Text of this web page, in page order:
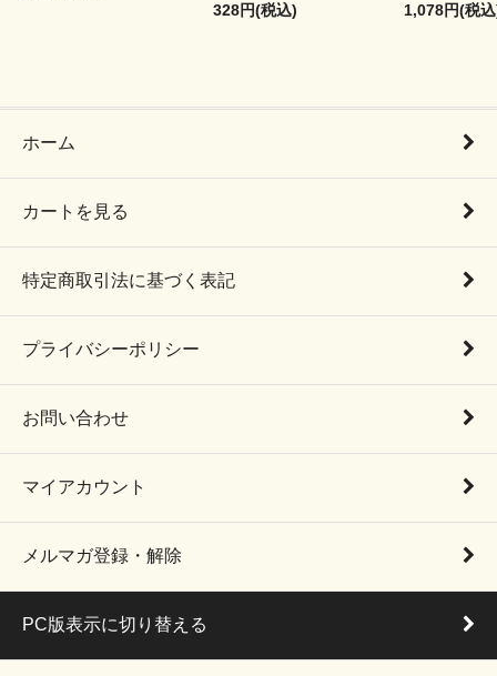
328円(税込)
1,078円(税
ホーム
カートを見る
特定商取引法に基づく表記
プライバシーポリシー
お問い合わせ
マイアカウント
メルマガ登録・解除
PC版表示に切り替える